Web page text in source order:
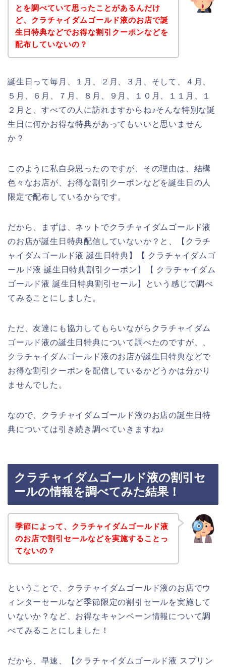
とを調べていて思ったことがあるんだけ
ど、クラチャイダムゴールド液のお店で誕
生日特典などでお得な割引クーポンなどを
配布していないの？
誕生日って毎月、１月、２月、３月、そして、４月、
５月、６月、７月、８月、９月、１０月、１１月、１
２月と、すべての人に訪れますからね♪そんな特別な誕
生日に何かお得な特典があってもいいと思いません
か？
このように私自身思ったのですが、その理由は、結構
色々なお店が、お得な割引クーポンなどを誕生日の人
限定で配布しているからです。
だから、まずは、ネットでクラチャイダムゴールド液
のお店が誕生日特典配信していないか？と、【クラチ
ャイダムゴールド液 誕生日特典】【 クラチャイダムゴ
ールド液 誕生日特典割引クーポン】【 クラチャイダム
ゴールド液 誕生日特典割引セール】という感じで調べ
てみることにしました。
ただ、友達にも協力してもらいながらクラチャイダム
ゴールド液の誕生日特典について調べたのですが、、
クラチャイダムゴールド液のお店が誕生日特典などで
お得な割引クーポンを配信しているかどうかは分かり
ませんでした。
なので、クラチャイダムゴールド液のお店の誕生日特
典については引き続き調べていきますね♪
クラチャイダムゴールド液の割引セ
ールの情報を調べてみた結果！
季節によって、クラチャイダムゴールド液
のお店で割引セールなどを実施することっ
てないの？
ということで、クラチャイダムゴールド液のお店でウ
ィンターセールなど季節限定の割引セールを実施して
いないか？など、お得なキャンペーン情報について調
べてみることにしました！
だから、早速、【クラチャイダムゴールド液 スプリン